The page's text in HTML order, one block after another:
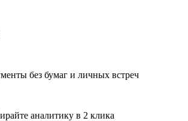
без бумаг и личных встреч
аналитику в 2 клика